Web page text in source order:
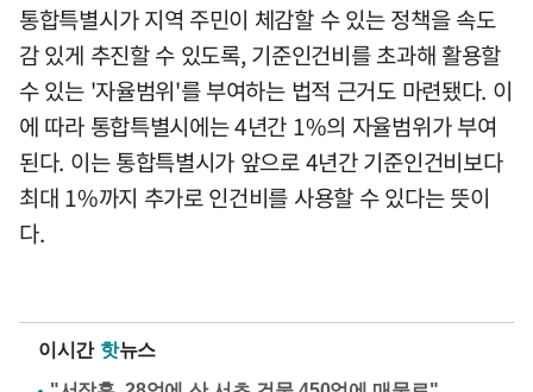
통합특별시가 지역 주민이 체감할 수 있는 정책을 속도
감 있게 추진할 수 있도록, 기준인건비를 초과해 활용할
수 있는 '자율범위'를 부여하는 법적 근거도 마련됐다. 이
에 따라 통합특별시에는 4년간 1%의 자율범위가 부여
된다. 이는 통합특별시가 앞으로 4년간 기준인건비보다
최대 1%까지 추가로 인건비를 사용할 수 있다는 뜻이
다.
이시간 핫뉴스